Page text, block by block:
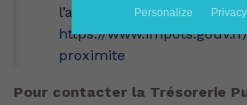
l’adresse suivante :
https://
proximite
Pour contacter la Trésorerie
Personalize